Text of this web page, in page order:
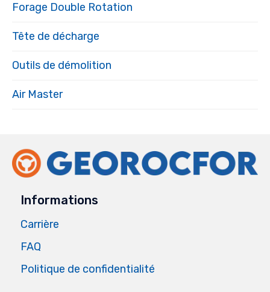
Forage Double Rotation
Tête de décharge
Outils de démolition
Air Master
Informations
Carrière
FAQ
Politique de confidentialité